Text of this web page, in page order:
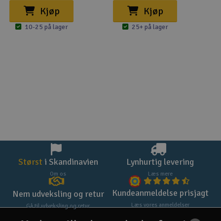
Kjøp
10-25 på lager
Kjøp
25+ på lager
Størst i Skandinavien
Om os
Lynhurtig levering
Læs mere
Nem udveksling og retur
Gå til udveksling og retur
Kundeanmeldelse prisjagt
Læs vores anmeldelser